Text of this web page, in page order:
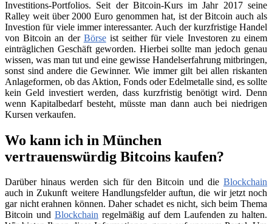
Investitions-Portfolios. Seit der Bitcoin-Kurs im Jahr 2017 seine
Ralley weit über 2000 Euro genommen hat, ist der Bitcoin auch als
Investion für viele immer interessanter. Auch der kurzfristige Handel
von Bitcoin an der Börseist seither für viele Investoren zu einem
einträglichen Geschäft geworden. Hierbei sollte man jedoch genau
wissen, was man tut und eine gewisse Handelserfahrung mitbringen,
sonst sind andere die Gewinner. Wie immer gilt bei allen riskanten
Anlageformen, ob das Aktion, Fonds oder Edelmetalle sind, es sollte
kein Geld investiert werden, dass kurzfristig benötigt wird. Denn
wenn Kapitalbedarf besteht, müsste man dann auch bei niedrigen
Kursen verkaufen.
Wo kann ich in München
vertrauenswürdig Bitcoins kaufen?
Darüber hinaus werden sich für den Bitcoin und die Blockchain
auch in Zukunft weitere Handlungsfelder auftun, die wir jetzt noch
gar nicht erahnen können. Daher schadet es nicht, sich beim Thema
Bitcoin und Blockchain regelmäßig auf dem Laufenden zu halten.